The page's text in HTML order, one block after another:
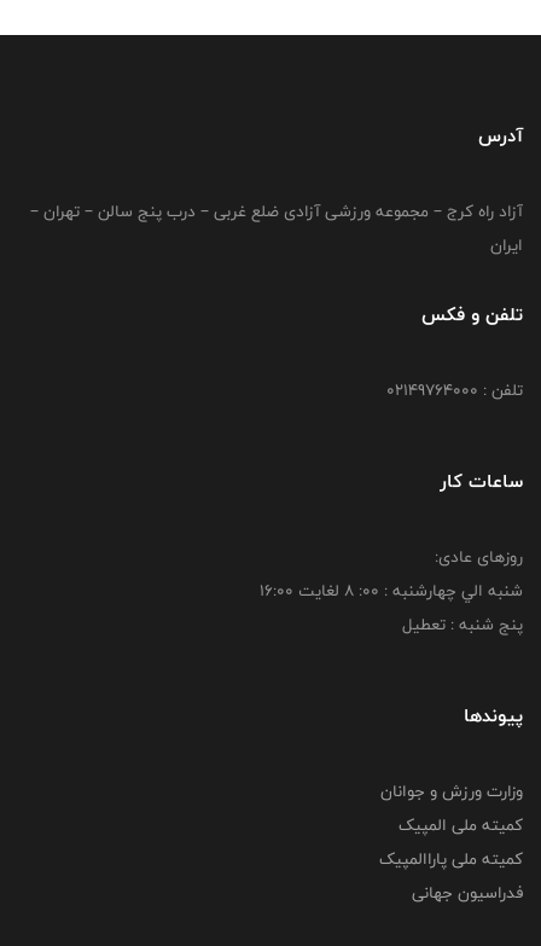
آدرس
آزاد راه کرج – مجموعه ورزشی آزادی ضلع غربی – درب پنج سالن – تهران –
ایران
تلفن و فکس
تلفن : 02149764000
ساعات کار
روزهای عادی:
شنبه الي چهارشنبه : 00: 8 لغايت 16:00
پنج شنبه : تعطیل
پیوندها
وزارت ورزش و جوانان
کمیته ملی المپیک
کمیته ملی پاراالمپیک
فدراسیون جهانی